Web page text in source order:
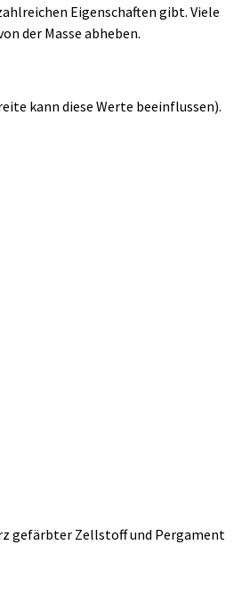
Eigenschaften gibt. Viele
der Masse abheben.
kann diese Werte beeinflussen).
gefärbter Zellstoffund Pergament